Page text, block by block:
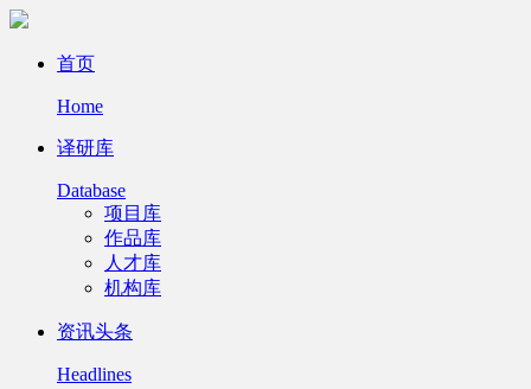
首页
Home
译研库
Database
项目库
作品库
人才库
机构库
资讯头条
Headlines